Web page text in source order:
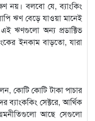
নয়। বলবো যে, ব্যাংকিং
ঋণ বেড়ে যাওয়া মানেই
ঋণগুলো অন্য প্রডাক্টিভ
ইনকাম বাড়তো, যারা
কোটি কোটি টাকা পাচার
ব্যাংককিং সেক্টরে, আর্থিক
আছে সেগুলো